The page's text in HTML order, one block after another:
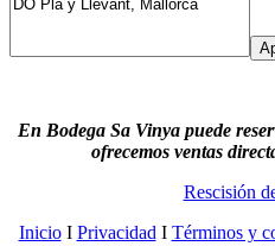
En Bodega Sa Vinya puede
ofrecemos ventas
Rescisión
InicioI Privacidad I Términos y